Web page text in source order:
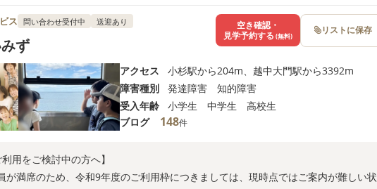
ス 問い合わせ受付中 送迎あり
ず
アクセス
小杉駅から204m、越中大門駅から3392m
障害種別
発達障害 知的障害
受入年齢
小学生 中学生 高校生
ブログ
148件
利用をご検討中の方へ】
が満席のため、令和9年度のご利用枠につきましては、現時点ではご案内が難しい状
空き確認・
見学予約する (無料) リストに保存